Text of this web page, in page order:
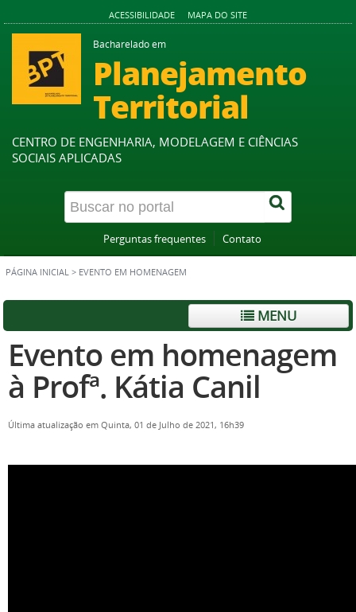
ACESSIBILIDADE MAPA DO SITE
Bacharelado em
Planejamento
Territorial
CENTRO DE ENGENHARIA, MODELAGEM E CIÊNCIAS
SOCIAIS APLICADAS
Perguntas frequentes Contato
PÁGINA INICIAL > EVENTO EM HOMENAGEM
MENU
Evento em homenagem
à Profª. Kátia Canil
Última atualização em Quinta, 01 de Julho de 2021, 16h39